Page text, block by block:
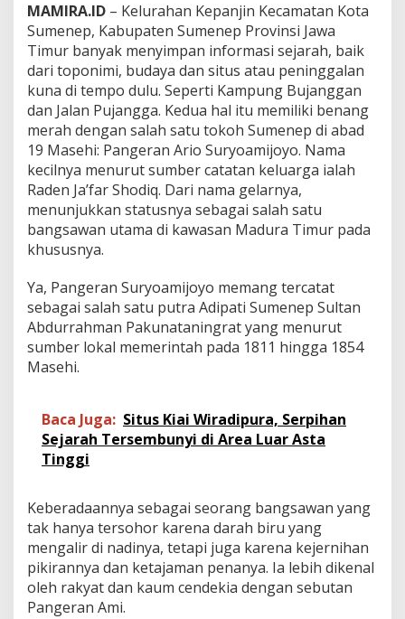
n
g
g
n
,
d
a
n
P
a
n
g
e
y
a
n
g
S
r
a
MAMIRA.ID – Kelurahan Kepanjin Kecamatan Kota
Sumenep, Kabupaten Sumenep Provinsi Jawa
Timur banyak menyimpan informasi sejarah, baik
dari toponimi, budaya dan situs atau peninggalan
kuna di tempo dulu. Seperti Kampung Bujanggan
dan Jalan Pujangga. Kedua hal itu memiliki benang
merah dengan salah satu tokoh Sumenep di abad
19 Masehi: Pangeran Ario Suryoamijoyo. Nama
kecilnya menurut sumber catatan keluarga ialah
Raden Ja’far Shodiq. Dari nama gelarnya,
menunjukkan statusnya sebagai salah satu
bangsawan utama di kawasan Madura Timur pada
khususnya.
Ya, Pangeran Suryoamijoyo memang tercatat
sebagai salah satu putra Adipati Sumenep Sultan
Abdurrahman Pakunataningrat yang menurut
sumber lokal memerintah pada 1811 hingga 1854
Masehi.
Baca Juga: Situs Kiai Wiradipura, Serpihan
Sejarah Tersembunyi di Area Luar Asta
Tinggi
Keberadaannya sebagai seorang bangsawan yang
tak hanya tersohor karena darah biru yang
mengalir di nadinya, tetapi juga karena kejernihan
pikirannya dan ketajaman penanya. Ia lebih dikenal
oleh rakyat dan kaum cendekia dengan sebutan
Pangeran Ami.